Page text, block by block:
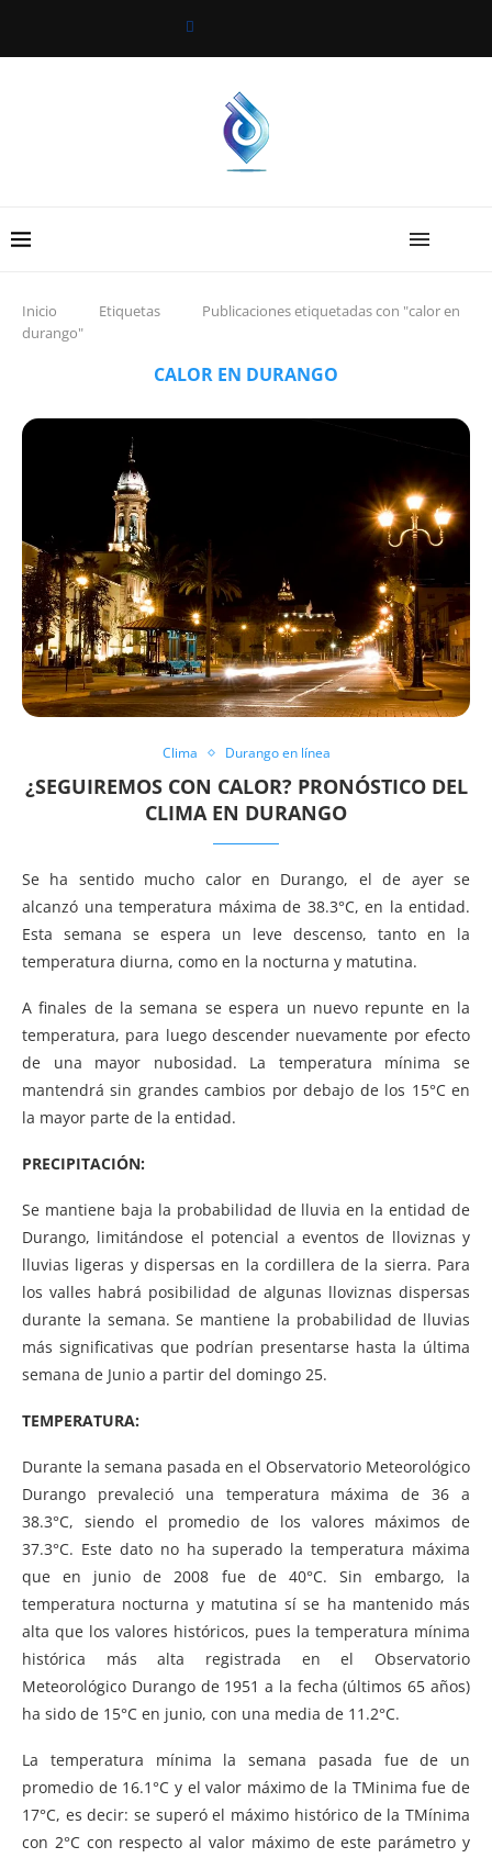
Inicio Etiquetas
Publicaciones etiquetadas con "calor en
durango"
CALOR EN DURANGO
Clima Durango en línea
¿SEGUIREMOS CON CALOR? PRONÓSTICO DEL
CLIMA EN DURANGO
Se ha sentido mucho calor en Durango, el de ayer se
alcanzó una temperatura máxima de 38.3°C, en la entidad.
Esta semana se espera un leve descenso, tanto en la
temperatura diurna, como en la nocturna y matutina.
A finales de la semana se espera un nuevo repunte en la
temperatura, para luego descender nuevamente por efecto
de una mayor nubosidad. La temperatura mínima se
mantendrá sin grandes cambios por debajo de los 15°C en
la mayor parte de la entidad.
PRECIPITACIÓN:
Se mantiene baja la probabilidad de lluvia en la entidad de
Durango, limitándose el potencial a eventos de lloviznas y
lluvias ligeras y dispersas en la cordillera de la sierra. Para
los valles habrá posibilidad de algunas lloviznas dispersas
durante la semana. Se mantiene la probabilidad de lluvias
más significativas que podrían presentarse hasta la última
semana de Junio a partir del domingo 25.
TEMPERATURA:
Durante la semana pasada en el Observatorio Meteorológico
Durango prevaleció una temperatura máxima de 36 a
38.3°C, siendo el promedio de los valores máximos de
37.3°C. Este dato no ha superado la temperatura máxima
que en junio de 2008 fue de 40°C. Sin embargo, la
temperatura nocturna y matutina sí se ha mantenido más
alta que los valores históricos, pues la temperatura mínima
histórica más alta registrada en el Observatorio
Meteorológico Durango de 1951 a la fecha (últimos 65 años)
ha sido de 15°C en junio, con una media de 11.2°C.
La temperatura mínima la semana pasada fue de un
promedio de 16.1°C y el valor máximo de la TMinima fue de
17°C, es decir: se superó el máximo histórico de la TMínima
con 2°C con respecto al valor máximo de este parámetro y